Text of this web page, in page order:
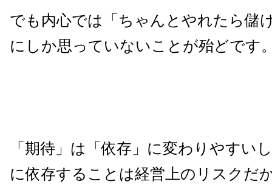
でも内心では「ちゃんとやれたら儲
にしか思っていないことが殆どです
「期待」は「依存」に変わりやすい
に依存することは経営上のリスクだ